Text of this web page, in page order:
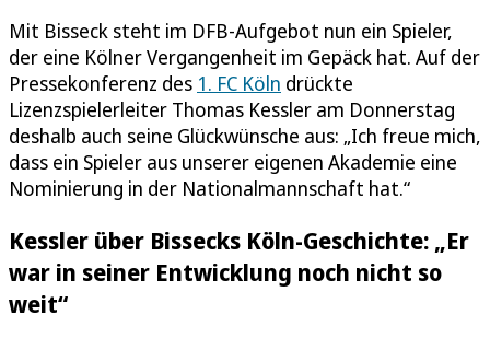
Mit Bisseck steht im DFB-Aufgebot nun ein Spieler,
der eine Kölner Vergangenheit im Gepäck hat. Auf der
Pressekonferenz des 1. FC Köln drückte
Lizenzspielerleiter Thomas Kessler am Donnerstag
deshalb auch seine Glückwünsche aus: „Ich freue mich,
dass ein Spieler aus unserer eigenen Akademie eine
Nominierung in der Nationalmannschaft hat.“
Kessler über Bissecks Köln-Geschichte: „Er
war in seiner Entwicklung noch nicht so
weit“